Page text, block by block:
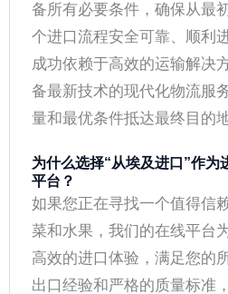
备所有必要条件，确保从最
个进口流程安全可靠、顺利
成功依赖于高效的运输解决
备最新技术的现代化物流服
量和最优条件抵达最终目的地
为什么选择“从埃及进口”作为
平台？
如果您正在寻找一个值得信
菜和水果，我们的在线平台
高效的进口体验，满足您的
出口经验和严格的质量标准